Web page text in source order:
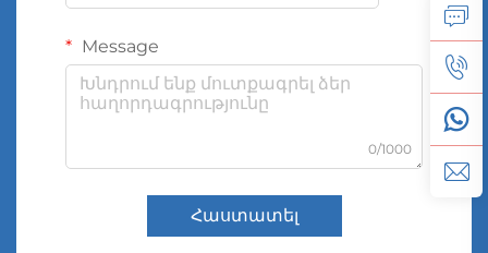
Message
0/1000
Հաստատել